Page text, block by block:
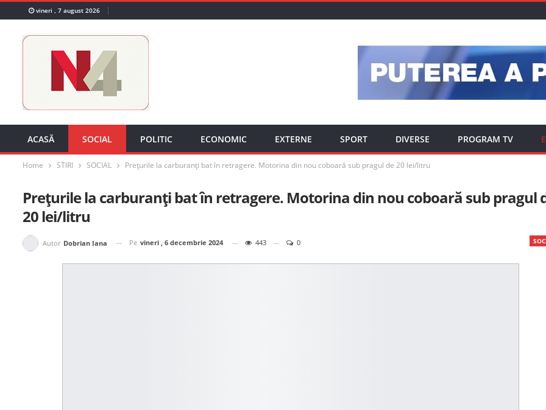
vineri , 7 august 2026
ACASĂ SOCIAL POLITIC ECONOMIC EXTERNE SPORT DIVERSE PROGRAM TV
Home STIRI SOCIAL Prețurile la carburanți bat în retragere. Motorina din nou coboară sub pragul de 20 lei/litru
Prețurile la carburanți bat în retragere. Motorina din nou coboară sub pragul
20 lei/litru
Autor Dobrian Iana Pe vineri , 6 decembrie 2024 443 0